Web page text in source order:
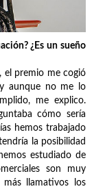
¿Es un sueño
el premio me cogió
aunque no me lo
me explico.
cómo sería
hemos trabajado
la posibilidad
estudiado de
son muy
más llamativos los